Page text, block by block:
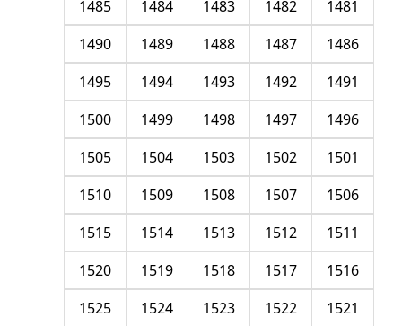
1481
1482
1483
1484
1485
1486
1487
1488
1489
1490
1491
1492
1493
1494
1495
1496
1497
1498
1499
1500
1501
1502
1503
1504
1505
1506
1507
1508
1509
1510
1511
1512
1513
1514
1515
1516
1517
1518
1519
1520
1521
1522
1523
1524
1525